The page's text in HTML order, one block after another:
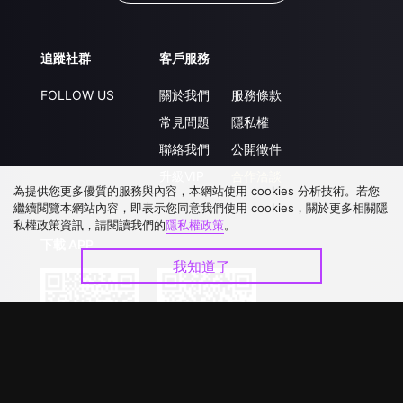
追蹤社群
FOLLOW US
客戶服務
關於我們
常見問題
聯絡我們
服務條款
隱私權
公開徵件
為提供您更多優質的服務與內容，本網站使用 cookies 分析技術。若您
繼續閱覽本網站內容，即表示您同意我們使用 cookies，關於更多相關隱
私權政策資訊，請閱讀我們的隱私權政策。
我知道了